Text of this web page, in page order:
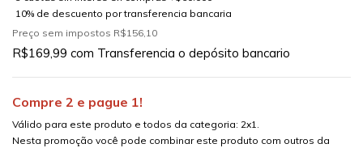
Preço sem impostos R$156,10
R$169,99 com Transferencia o depósito bancario
Compre 2 e pague 1!
Válido para este produto e todos da categoria: 2x1.
Nesta promoção você pode combinar este produto com outros da